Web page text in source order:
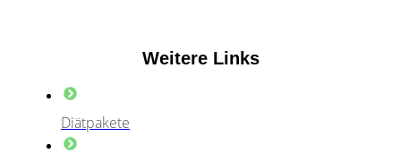
Weitere Links
Diätpakete